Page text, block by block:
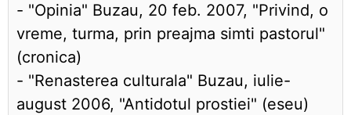
- "Opinia" Buzau, 20 feb. 2007, "Privind, o
vreme, turma, prin preajma simti pastorul"
(cronica)
- "Renasterea culturala" Buzau, iulie-
august 2006, "Antidotul prostiei" (eseu)